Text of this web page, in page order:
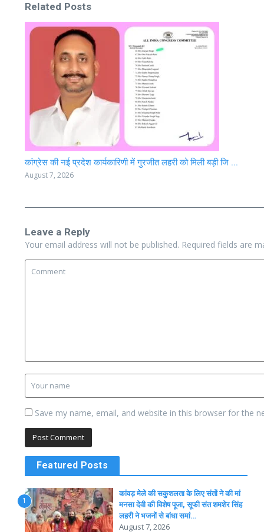
Related Posts
कांग्रेस की नई प्रदेश कार्यकारिणी में गुरजीत लहरी को मिली बड़ी जि ...
August 7, 2026
Leave a Reply
Your email address will not be published. Required fields are
Save my name, email, and website in this browser for the
Featured Posts
1
कांवड़ मेले की सकुशलता के लिए संतों ने की मां
मनसा देवी की विशेष पूजा, सूफी संत शमशेर सिंह
लहरी ने भजनों से बांधा समां…
August 7, 2026